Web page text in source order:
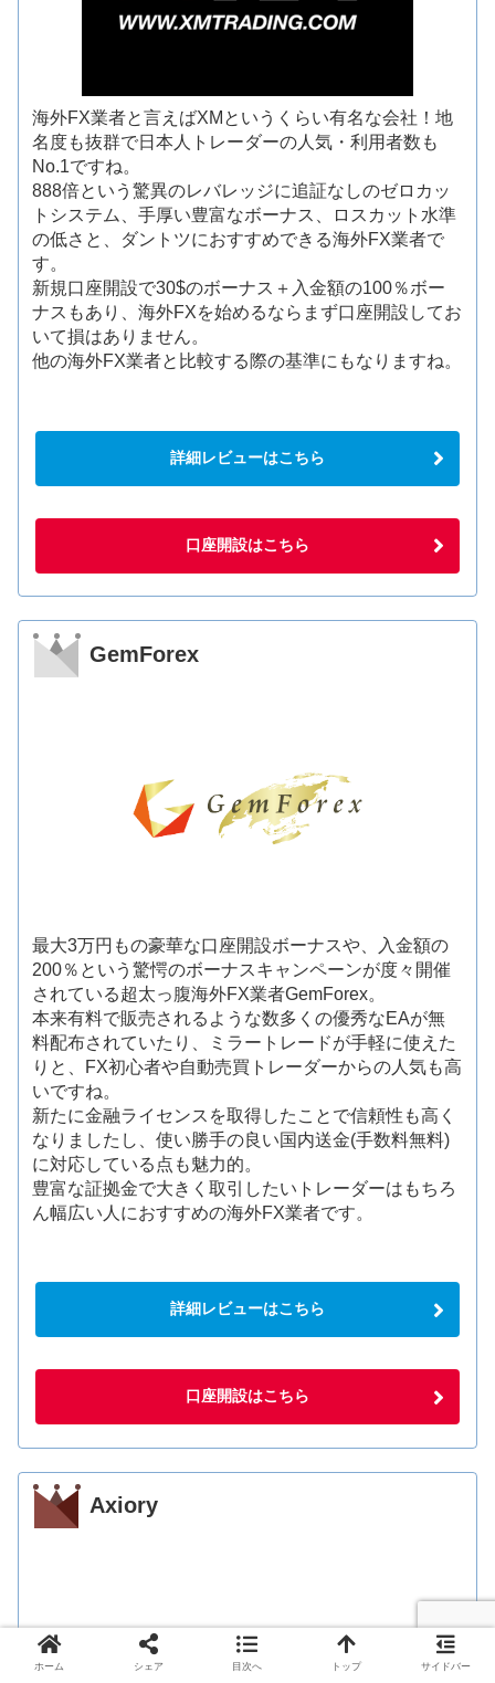
海外FX業者と言えばXMというくらい有名な会社！地
名度も抜群で日本人トレーダーの人気・利用者数も
No.1ですね。
888倍という驚異のレバレッジに追証なしのゼロカッ
トシステム、手厚い豊富なボーナス、ロスカット水準
の低さと、ダントツにおすすめできる海外FX業者で
す。
新規口座開設で30$のボーナス＋入金額の100％ボー
ナスもあり、海外FXを始めるならまず口座開設してお
いて損はありません。
他の海外FX業者と比較する際の基準にもなりますね。
詳細レビューはこちら
口座開設はこちら
GemForex
最大3万円もの豪華な口座開設ボーナスや、入金額の
200％という驚愕のボーナスキャンペーンが度々開催
されている超太っ腹海外FX業者GemForex。
本来有料で販売されるような数多くの優秀なEAが無
料配布されていたり、ミラートレードが手軽に使えた
りと、FX初心者や自動売買トレーダーからの人気も高
いですね。
新たに金融ライセンスを取得したことで信頼性も高く
なりましたし、使い勝手の良い国内送金(手数料無料)
に対応している点も魅力的。
豊富な証拠金で大きく取引したいトレーダーはもちろ
ん幅広い人におすすめの海外FX業者です。
詳細レビューはこちら
口座開設はこちら
Axiory
ホーム シェア 目次へ トップ サイドバー